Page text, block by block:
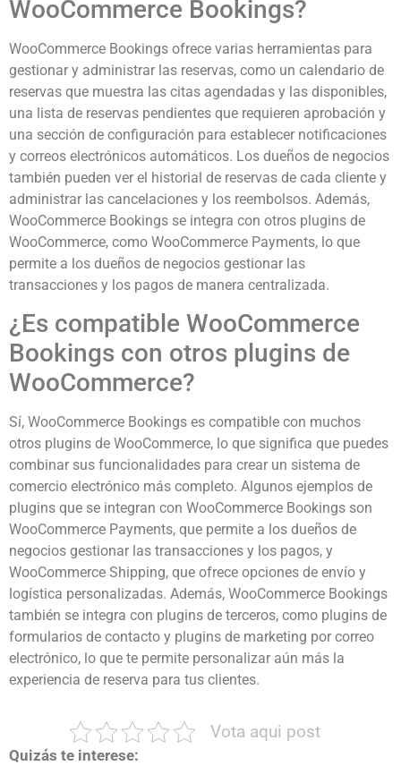
WooCommerce Bookings?
WooCommerce Bookings ofrece varias herramientas para
gestionar y administrar las reservas, como un calendario de
reservas que muestra las citas agendadas y las disponibles,
una lista de reservas pendientes que requieren aprobación y
una sección de configuración para establecer notificaciones
y correos electrónicos automáticos. Los dueños de negocios
también pueden ver el historial de reservas de cada cliente y
administrar las cancelaciones y los reembolsos. Además,
WooCommerce Bookings se integra con otros plugins de
WooCommerce, como WooCommerce Payments, lo que
permite a los dueños de negocios gestionar las
transacciones y los pagos de manera centralizada.
¿Es compatible WooCommerce
Bookings con otros plugins de
WooCommerce?
Sí, WooCommerce Bookings es compatible con muchos
otros plugins de WooCommerce, lo que significa que puedes
combinar sus funcionalidades para crear un sistema de
comercio electrónico más completo. Algunos ejemplos de
plugins que se integran con WooCommerce Bookings son
WooCommerce Payments, que permite a los dueños de
negocios gestionar las transacciones y los pagos, y
WooCommerce Shipping, que ofrece opciones de envío y
logística personalizadas. Además, WooCommerce Bookings
también se integra con plugins de terceros, como plugins de
formularios de contacto y plugins de marketing por correo
electrónico, lo que te permite personalizar aún más la
experiencia de reserva para tus clientes.
Vota aqui post
Quizás te interese: